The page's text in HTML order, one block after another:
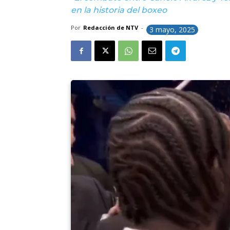
en la historia del boxeo
Por Redacción de NTV - 3 mayo, 2025